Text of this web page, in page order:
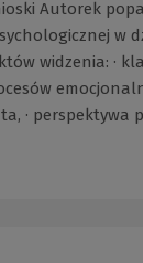
Autorek
w
widzenia: ·
·